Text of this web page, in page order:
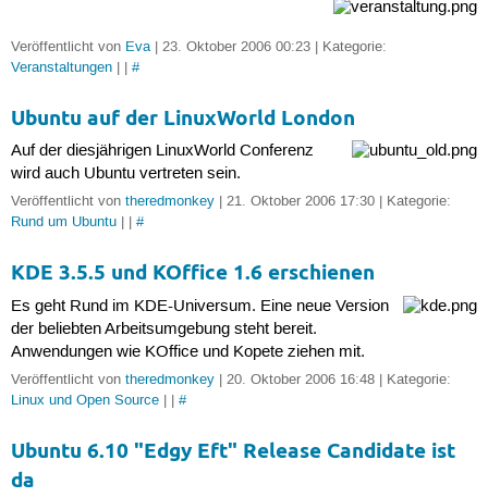
Veröffentlicht von Eva| 23. Oktober 2006 00:23 | Kategorie:
Veranstaltungen| | #
Ubuntu auf der LinuxWorld London
Auf der diesjährigen LinuxWorld Conferenz
wird auch Ubuntu vertreten sein.
Veröffentlicht von theredmonkey| 21. Oktober 2006 17:30 | Kategorie:
Rund um Ubuntu| | #
KDE 3.5.5 und KOffice 1.6 erschienen
Es geht Rund im KDE-Universum. Eine neue Version
der beliebten Arbeitsumgebung steht bereit.
Anwendungen wie KOffice und Kopete ziehen mit.
Veröffentlicht von theredmonkey| 20. Oktober 2006 16:48 | Kategorie:
Linux und Open Source| | #
Ubuntu 6.10 "Edgy Eft" Release Candidate ist
da